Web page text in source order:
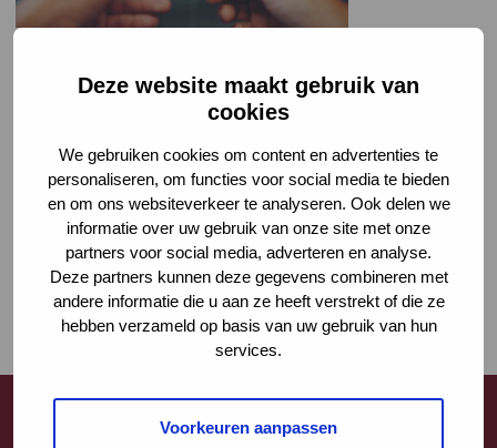
Deze website maakt gebruik van
cookies
We gebruiken cookies om content en advertenties te
personaliseren, om functies voor social media te bieden
en om ons websiteverkeer te analyseren. Ook delen we
informatie over uw gebruik van onze site met onze
partners voor social media, adverteren en analyse.
Deze partners kunnen deze gegevens combineren met
andere informatie die u aan ze heeft verstrekt of die ze
hebben verzameld op basis van uw gebruik van hun
services.
Voorkeuren aanpassen